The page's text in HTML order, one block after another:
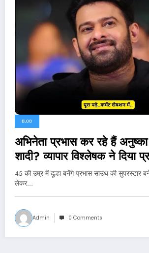
BLOG
अभिनेता प्रभास कर रहे हैं
शादी? व्यापार विश्लेषक ने
45 की उम्र में दूल्हा बनेंगे प्रभास साउथ की सुपरस्टार
लेकर…
Admin 0 Comments